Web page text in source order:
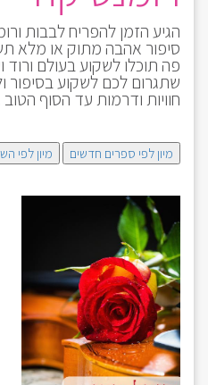
הגיע הזמן להפריח לבבות
סיפור אהבה מתוק או מלא
פה תוכלו לשקוע בעולם
שתגרום לכם לשקוע בסיפור
חוויות ודרמות עד הסוף הטוב
מיון לפי ספרים חדשים מיון לפי